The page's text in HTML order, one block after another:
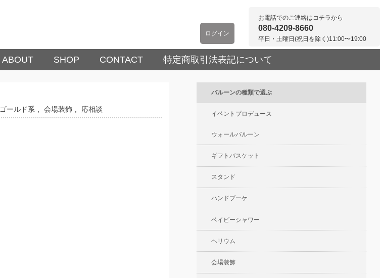
お電話でのご連絡はコチラから
080-4209-8660
平日・土曜日(祝日を除く)11:00〜19:00
ログイン
ABOUT SHOP CONTACT 特定商取引法表記について
ゴールド系 会場装飾 応相談
バルーンの種類で選ぶ
イベントプロデュース
ウォールバルーン
ギフトバスケット
スタンド
ハンドブーケ
ベイビーシャワー
ヘリウム
会場装飾